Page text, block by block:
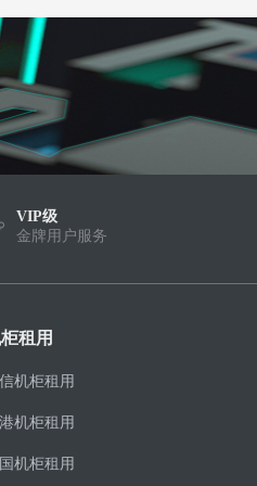
VIP级
金牌用户服务
租用
机柜租用
机柜租用
机柜租用